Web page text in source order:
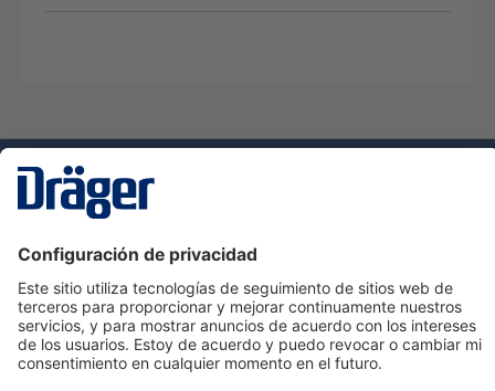
Servicio de atención al cliente de Dräger
Ayuda
Información